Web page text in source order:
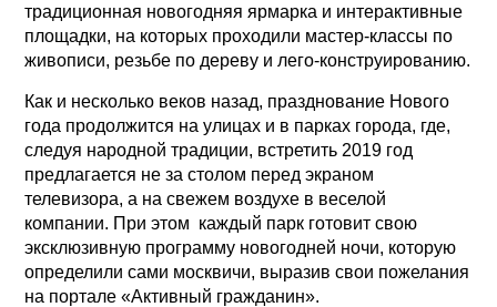
традиционная новогодняя ярмарка и интерактивные
площадки, на которых проходили мастер-классы по
живописи, резьбе по дереву и лего-конструированию.
Как и несколько веков назад, празднование Нового
года продолжится на улицах и в парках города, где,
следуя народной традиции, встретить 2019 год
предлагается не за столом перед экраном
телевизора, а на свежем воздухе в веселой
компании. При этом каждый парк готовит свою
эксклюзивную программу новогодней ночи, которую
определили сами москвичи, выразив свои пожелания
на портале «Активный гражданин».